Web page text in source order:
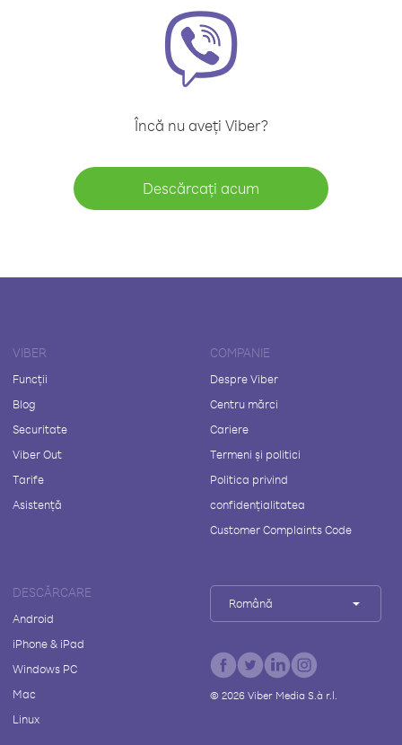
Încă nu aveți Viber?
Descărcați acum
VIBER
Funcții
Blog
Securitate
Viber Out
Tarife
Asistență
COMPANIE
Despre Viber
Centru mărci
Cariere
Termeni și politici
Politica privind
confidențialitatea
Customer Complaints Code
DESCĂRCARE
Android
iPhone & iPad
Windows PC
Mac
Linux
Română
© 2026Viber Media S.à r.l.